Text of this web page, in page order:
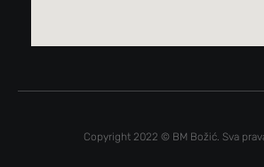
Copyright 2022 © BM Božić. Sva